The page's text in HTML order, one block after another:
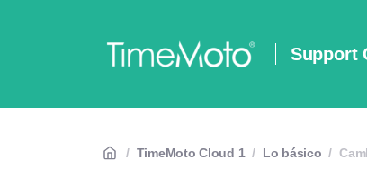
Support
/ TimeMoto Cloud 1 / Lo básico /